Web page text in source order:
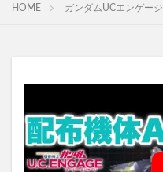
HOME ガンダムUCエンゲージ